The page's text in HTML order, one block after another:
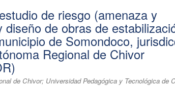
de riesgo (amenaza y
diseño de obras de
de Somondoco,
Regional de Chivor
de Chivor; Universidad Pedagógica y Tecnológica de